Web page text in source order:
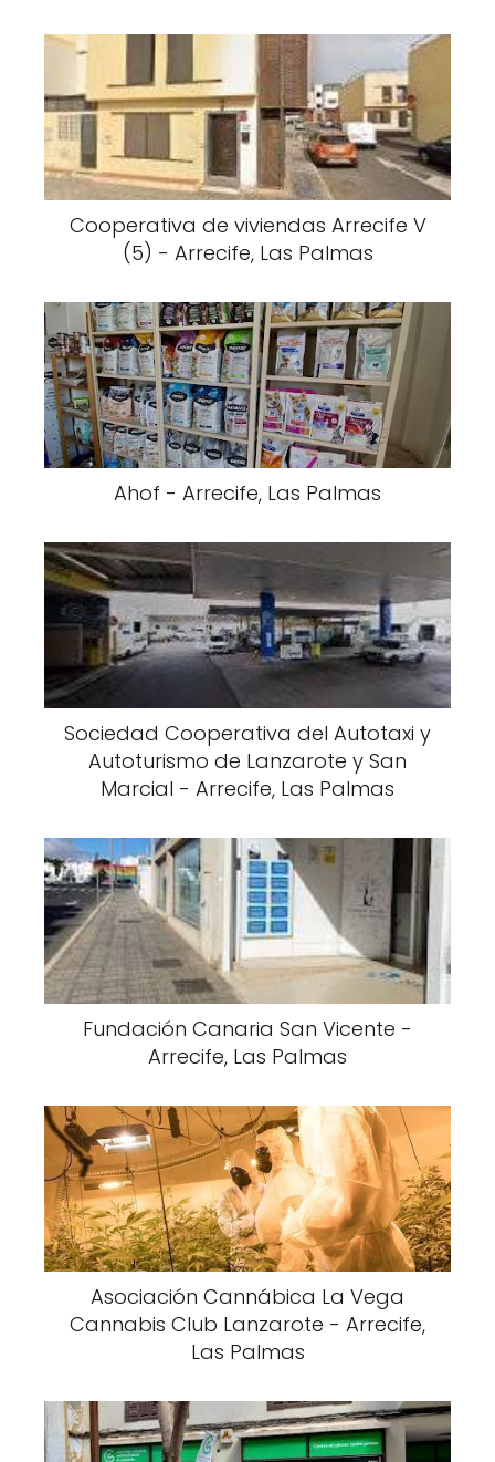
Cooperativa de viviendas Arrecife V
(5) - Arrecife, Las Palmas
Ahof - Arrecife, Las Palmas
Sociedad Cooperativa del Autotaxi y
Autoturismo de Lanzarote y San
Marcial - Arrecife, Las Palmas
Fundación Canaria San Vicente -
Arrecife, Las Palmas
Asociación Cannábica La Vega
Cannabis Club Lanzarote - Arrecife,
Las Palmas